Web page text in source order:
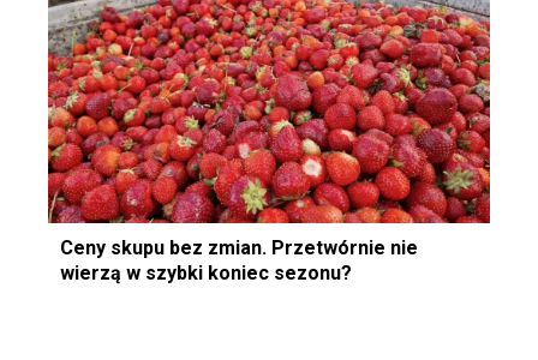
Ceny skupu bez zmian. Przetwórnie nie
wierzą w szybki koniec sezonu?